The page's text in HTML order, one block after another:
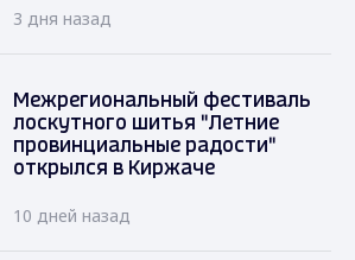
3 дня назад
Межрегиональный фестиваль
лоскутного шитья "Летние
провинциальные радости"
открылся в Киржаче
10 дней назад